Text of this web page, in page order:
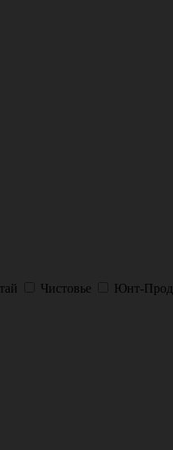
Чистовье
Юнт-Прод